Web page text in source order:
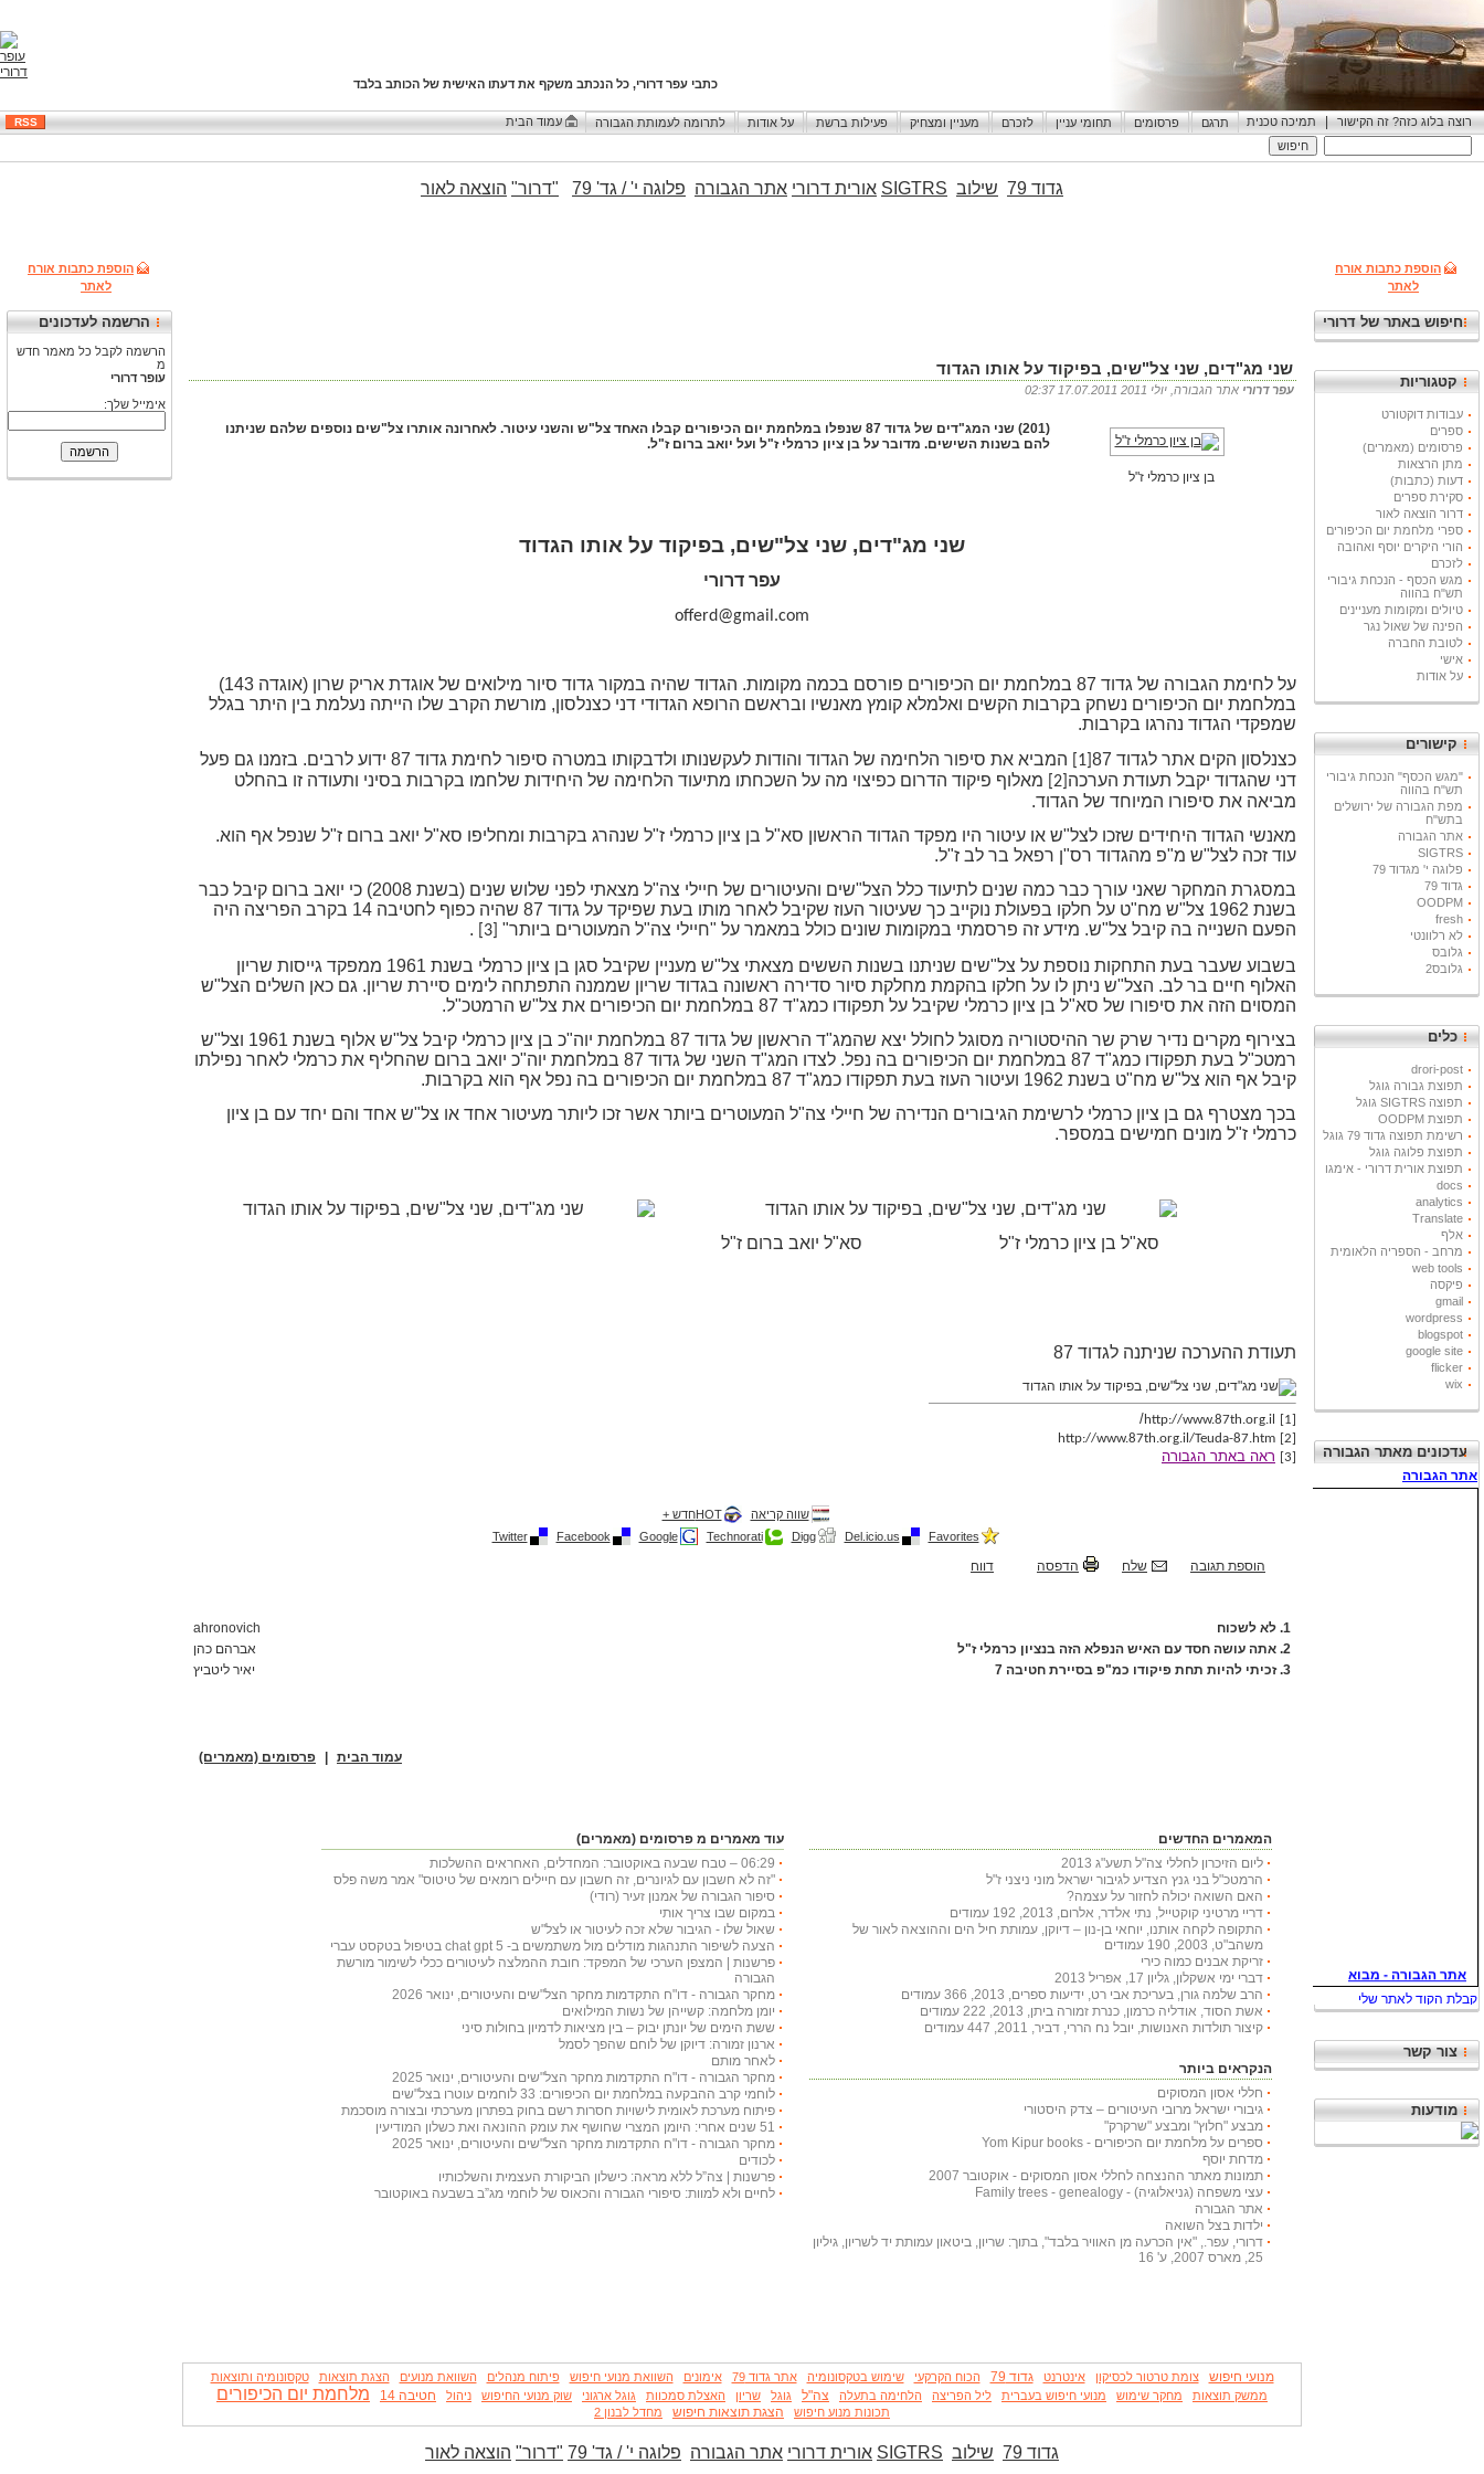
כתבי עפר דרורי, כל הנכתב משקף את דעתו האישית של הכותב בלבד
RSS רוצה בלוג כזה? זה הקישור | תמיכה טכנית תרגם פרסומים תחומי עניין לזכרם מעניין ומצחיק פעילות ברשת על אודות לתרומה לעמותת הגבורה עמוד הבית
הוספת כתבות אורח
לאתר
הרשמה לעדכונים
הרשמה לקבל כל מאמר חדש
מ
עופר דרורי
אימייל שלך:
הוספת כתבות אורח
לאתר
חיפוש באתר של דרורי
קטגוריות
עבודות דוקטורט
ספרים
פרסומים (מאמרים)
מתן הרצאות
דעות (כתבות)
סקירת ספרים
דרור הוצאה לאור
ספרי מלחמת יום הכיפורים
הורי היקרים יוסף ואהובה
לזכרם
מגש הכסף - הנכחת גיבורי
תש"ח בהווה
טיולים ומקומות מעניינים
הפינה של שאול נגר
לטובת החברה
אישי
על אודות
קישורים
"מגש הכסף" הנכחת גיבורי
תש"ח בהווה
מפת הגבורה של ירושלים
בתש"ח
אתר הגבורה
SIGTRS
פלוגה י' מגדוד 79
גדוד 79
OODPM
fresh
לא רלוונטי
גלובס
גלובס2
כלים
drori-post
תפוצת גבורה גוגל
תפוצה SIGTRS גוגל
תפוצת OODPM
רשימת תפוצה גדוד 79 גוגל
תפוצת פלוגה גוגל
תפוצת אורית דרורי - אימגו
docs
analytics
Translate
אלף
מרחב - הספריה הלאומית
web tools
פיקסה
gmail
wordpress
blogspot
google site
flicker
wix
עדכונים מאתר הגבורה
צור קשר
מודעות
גדוד 79 שילוב SIGTRS אורית דרורי אתר הגבורה פלוגה י' / גד' 79 "דרור" הוצאה לאור
שני מג"דים, שני צל"שים, בפיקוד על אותו הגדוד
עפר דרורי אתר הגבורה, יולי 2011 17.07.2011 02:37
בן ציון כרמלי ז"ל
(201) שני המג"דים של גדוד 87 שנפלו במלחמת יום הכיפורים קבלו האחד צל"ש והשני עיטור. לאחרונה אותרו צל"שים נוספים שלהם שניתנו
להם בשנות השישים. מדובר על בן ציון כרמלי ז"ל ועל יואב ברום ז"ל.
שני מג"דים, שני צל"שים, בפיקוד על אותו הגדוד
עפר דרורי
offerd@gmail.com
על לחימת הגבורה של גדוד 87 במלחמת יום הכיפורים פורסם בכמה מקומות. הגדוד שהיה במקור גדוד סיור מילואים של אוגדת אריק שרון (אוגדה 143)
במלחמת יום הכיפורים נשחק בקרבות הקשים ואלמלא קומץ מאנשיו ובראשם הרופא הגדודי דני כצנלסון, מורשת הקרב שלו הייתה נעלמת בין היתר בגלל
שמפקדי הגדוד נהרגו בקרבות.
כצנלסון הקים אתר לגדוד 87
[1]
המביא את סיפור הלחימה של הגדוד והודות לעקשנותו ולדבקותו במטרה סיפור לחימת גדוד 87 ידוע לרבים. בזמנו גם פעל
דני שהגדוד יקבל תעודת הערכה [2]
מאלוף פיקוד הדרום כפיצוי מה על השכחתו מתיעוד הלחימה של היחידות שלחמו בקרבות בסיני ותעודה זו בהחלט
מביאה את סיפורו המיוחד של הגדוד.
מאנשי הגדוד היחידים שזכו לצל"ש או עיטור היו מפקד הגדוד הראשון סא"ל בן ציון כרמלי ז"ל שנהרג בקרבות ומחליפו סא"ל יואב ברום ז"ל שנפל אף הוא.
עוד זכה לצל"ש מ"פ מהגדוד רס"ן רפאל בר לב ז"ל.
במסגרת המחקר שאני עורך כבר כמה שנים לתיעוד כלל הצל"שים והעיטורים של חיילי צה"ל מצאתי לפני שלוש שנים (בשנת 2008) כי יואב ברום קיבל כבר
בשנת 1962 צל"ש מח"ט על חלקו בפעולת נוקייב כך שעיטור העוז שקיבל לאחר מותו בעת שפיקד על גדוד 87 שהיה כפוף לחטיבה 14 בקרב הפריצה היה
הפעם השנייה בה קיבל צל"ש. מידע זה פרסמתי במקומות שונים כולל במאמר על "חיילי צה"ל המעוטרים ביותר" [3]
.
בשבוע שעבר בעת התחקות נוספת על צל"שים שניתנו בשנות הששים מצאתי צל"ש מעניין שקיבל סגן בן ציון כרמלי בשנת 1961 ממפקד גייסות שריון
האלוף חיים בר לב. הצל"ש ניתן לו על חלקו בהקמת מחלקת סיור סדירה ראשונה בגדוד שריון שממנה התפתחה לימים סיירת שריון. גם כאן השלים הצל"ש
המסוים הזה את סיפורו של סא"ל בן ציון כרמלי שקיבל על תפקודו כמג"ד 87 במלחמת יום הכיפורים את צל"ש הרמטכ"ל.
בצירוף מקרים נדיר שרק שר ההיסטוריה מסוגל לחולל יצא שהמג"ד הראשון של גדוד 87 במלחמת יוה"כ בן ציון כרמלי קיבל צל"ש אלוף בשנת 1961 וצל"ש
רמטכ"ל בעת תפקודו כמג"ד 87 במלחמת יום הכיפורים בה נפל. לצדו המג"ד השני של גדוד 87 במלחמת יוה"כ יואב ברום שהחליף את כרמלי לאחר נפילתו
קיבל אף הוא צל"ש מח"ט בשנת 1962 ועיטור העוז בעת תפקודו כמג"ד 87 במלחמת יום הכיפורים בה נפל אף הוא בקרבות.
בכך מצטרף גם בן ציון כרמלי לרשימת הגיבורים הנדירה של חיילי צה"ל המעוטרים ביותר אשר זכו ליותר מעיטור אחד או צל"ש אחד והם יחד עם בן ציון
כרמלי ז"ל מונים חמישים במספר.
סא"ל בן ציון כרמלי ז"ל סא"ל יואב ברום ז"ל
תעודת ההערכה שניתנה לגדוד 87
[1]
http://www.87th.org.il
/
[2]
http://www.87th.org.il/Teuda-87.htm
[3] ראה באתר הגבורה
שווה קריאה
HOTחדש +
Favorites
Del.icio.us
Digg
Technorati
Google
Facebook
Twitter
הוספת תגובה שלח הדפסה דווח
ahronovich 1. לא לשכוח
אברהם כהן
2. אתה עושה חסד עם האיש הנפלא הזה בנציון כרמלי ז"ל
יאיר ליטביץ
3. זכיתי להיות תחת פיקודו כמ"פ בסיירת חטיבה 7
עמוד הבית | פרסומים (מאמרים)
המאמרים החדשים
ליום הזיכרון לחללי צה"ל תשע"ג 2013
הרמטכ"ל בני גנץ הצדיע לגיבור ישראל מוני ניצני ז"ל
האם השואה יכולה לחזור על עצמה?
דריי מרטיני קוקטייל, נתי אלדר, אלרום, 2013, 192 עמודים
התקופה לקחה אותנו, יוחאי בן-נון – דיוקן, עמותת חיל הים וההוצאה לאור של
משהב"ט, 2003, 190 עמודים
זריקת אבנים כמוה כירי
דברי ימי אשקלון, גליון 17, אפריל 2013
הרב שלמה גורן, בעריכת אבי רט, ידיעות ספרים, 2013, 366 עמודים
אשת הסוד, אודליה כרמון, כנרת זמורה ביתן, 2013, 222 עמודים
קיצור תולדות האנושות, יובל נח הררי, דביר, 2011, 447 עמודים
הנקראים ביותר
חללי אסון המסוקים
גיבורי ישראל מרובי העיטורים – צדק היסטורי
מבצע "חלוץ" ומבצע "שרקרק"
ספרים על מלחמת יום הכיפורים - Yom Kipur books
מדחת יוסף
תמונות מאתר ההנצחה לחללי אסון המסוקים - אוקטובר 2007
עצי משפחה (גניאלוגיה) - Family trees - genealogy
אתר הגבורה
ילדות בצל השואה
דרורי, עפר., "אין הכרעה מן האוויר בלבד", בתוך: שריון, ביטאון עמותת יד לשריון, גיליון
25, מארס 2007, ע' 16
עוד מאמרים מ פרסומים (מאמרים)
06:29 – טבח שבעה באוקטובר: המחדלים, האחראים ההשלכות
"זה לא חשבון עם לגיונרים, זה חשבון עם חיילים רומאים של טיטוס" אמר משה פלס
סיפור הגבורה של אמנון זעיר (רודי)
במקום שבו צריך אותי
שאול שלו - הגיבור שלא זכה לעיטור או לצל"ש
הצעה לשיפור התנהגות מודלים מול משתמשים ב- chat gpt 5 בטיפול בטקסט עברי
פרשנות | המצפן הערכי של המפקד: חובת ההמלצה לעיטורים ככלי לשימור מורשת
הגבורה
מחקר הגבורה - דו"ח התקדמות מחקר הצל"שים והעיטורים, ינואר 2026
יומן מלחמה: קשייהן של נשות המילואים
ששת הימים של יונתן יבוק – בין מציאות לדמיון בחולות סיני
ארנון זמורה: דיוקן של לוחם שהפך לסמל
לאחר מותם
מחקר הגבורה - דו"ח התקדמות מחקר הצל"שים והעיטורים, ינואר 2025
לוחמי קרב ההבקעה במלחמת יום הכיפורים: 33 לוחמים עוטרו בצל"שים
פיתוח מערכת לאומית לישויות חסרות רשם בחוק בפתרון מערכתי ובצורה מוסכמת
51 שנים אחרי: היומן המצרי שחושף את עומק ההונאה ואת כשלון המודיעין
מחקר הגבורה - דו"ח התקדמות מחקר הצל"שים והעיטורים, ינואר 2025
לכודים
פרשנות | צה”ל ללא מראה: כישלון הביקורת העצמית והשלכותיו
לחיים ולא למוות: סיפורי הגבורה והכאוס של לוחמי מג”ב בשבעה באוקטובר
מנועי חיפוש צומת טרטור לכסיקון אינטרנט גדוד 79 הכוח הקרקעי שימוש בטקסונומיה אתר גדוד 79 אימונים השוואת מנועי חיפוש פיתוח מנהלים השוואת מנועים הצגת תוצאות
טקסונומיה ותוצאות
ממשק תוצאות
מחקר שימוש מנועי חיפוש בעברית ליל הפריצה הלחימה בתעלה צה"ל גוגל שריון האצלת סמכוות גוגל ארגוני שוק מנועי החיפוש ניהול חטיבה 14 מלחמת יום הכיפורים
תכונות מנוע חיפוש הצגת תוצאות חיפוש מחדל לבנון 2
גדוד 79 שילוב SIGTRS אורית דרורי אתר הגבורה פלוגה י' / גד' 79 "דרור" הוצאה לאור